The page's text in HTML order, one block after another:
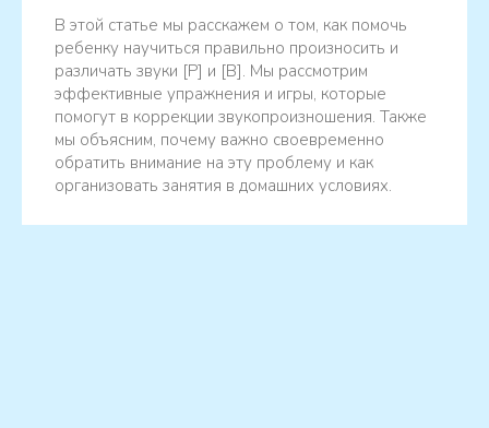
В этой статье мы расскажем о том, как помочь
ребенку научиться правильно произносить и
различать звуки [Р] и [В]. Мы рассмотрим
эффективные упражнения и игры, которые
помогут в коррекции звукопроизношения. Также
мы объясним, почему важно своевременно
обратить внимание на эту проблему и как
организовать занятия в домашних условиях.